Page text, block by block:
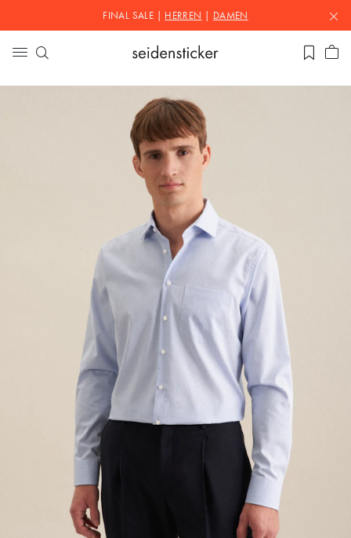
FINAL SALE | HERREN DAMEN